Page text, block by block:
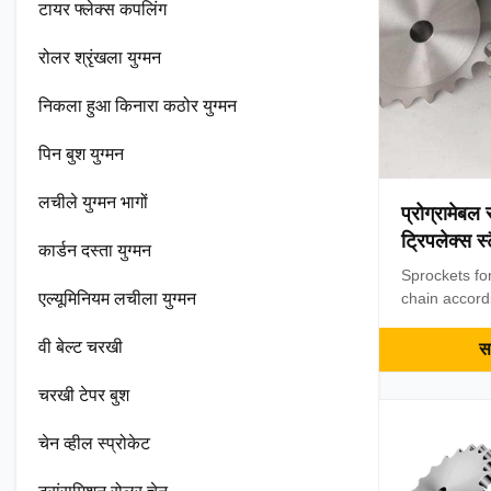
टायर फ्लेक्स कपलिंग
रोलर श्रृंखला युग्मन
निकला हुआ किनारा कठोर युग्मन
पिन बुश युग्मन
लचीले युग्मन भागों
कार्डन दस्ता युग्मन
एल्यूमिनियम लचीला युग्मन
वी बेल्ट चरखी
चरखी टेपर बुश
चेन व्हील स्प्रोकेट
ट्रिपलेक्स
Sprockets
chain
sprocket
company
steel and